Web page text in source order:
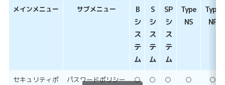
メインメニュー サブメニュー
B
シ
ス
テ
ム
S
シ
ス
テ
ム
SP
シ
ス
テ
ム
Type
NS
Type
NP
セキュリティポ
パスワードポリシー ○ ○ ○ ○ ○